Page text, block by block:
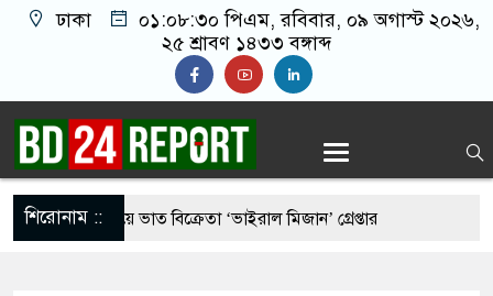
ঢাকা ০১:০৮:৩১ পিএম, রবিবার, ০৯ অগাস্ট ২০২৬,
২৫ শ্রাবণ ১৪৩৩ বঙ্গাব্দ
শিরোনাম ::
মাংস দিয়ে ভাত বিক্রেতা ‘ভাইরাল মিজান’ গ্রেপ্তার